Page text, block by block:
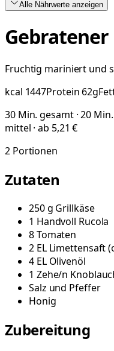
Alle Nährwerte anzeigen
Fruchtig mariniert und
kcal 1447Protein 62g
30 Min. gesamt · 20
mittel · ab 5,21 €
2 Portionen
Zutaten
250g Grillkäse
1 Handvoll Rucola
8Tomaten
2 EL Limettensaft(
4 EL Olivenöl
1 Zehe/n
Salz und Pfeffer
Honig
Zubereitung